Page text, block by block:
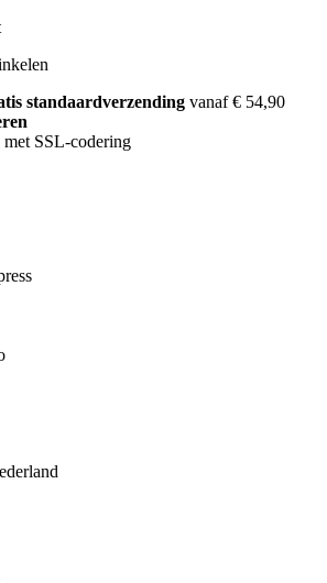
standaardverzending vanaf € 54,90
met SSL-codering